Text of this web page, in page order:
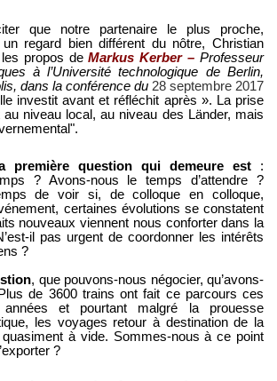
que notre partenaire le plus proche,
regard bien différent du nôtre, Christian
les propos deMarkus Kerber – Professeur
à l’Université technologique de Berlin,
dans la conférence du 28 septembre 2017
investit avant et réfléchit après ». La prise
niveau local, au niveau des Länder, mais
première question qui demeure est :
? Avons-nous le temps d’attendre ?
de voir si, de colloque en colloque,
certaines évolutions se constatent
nouveaux viennent nous conforter dans la
il pas urgent de coordonner les intérêts
?
, que pouvons-nous négocier, qu’avons-
de 3600 trains ont fait ce parcours ces
années et pourtant malgré la prouesse
les voyages retour à destination de la
à vide. Sommes-nous à ce point
?